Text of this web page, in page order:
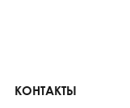
КОНТАКТЫ